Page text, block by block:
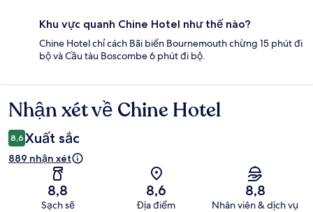
Khu vực quanh Chine Hotel như thế nào?
Chine Hotel chỉ cách Bãi biển Bournemouth chừng 15 phút đi
bộ và Cầu tàu Boscombe 6 phút đi bộ.
Nhận
xét
Nhận xét về Chine Hotel
8,6 Xuất sắc
889 nhận xét
8,8
Sạch sẽ
8,6
Địa điểm
8,8
Nhân viên & dịch vụ